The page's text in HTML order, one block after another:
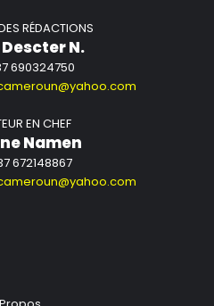
YouTube.
RÉDACTIONS
N.
690324750
EN CHEF
Namen
672148867